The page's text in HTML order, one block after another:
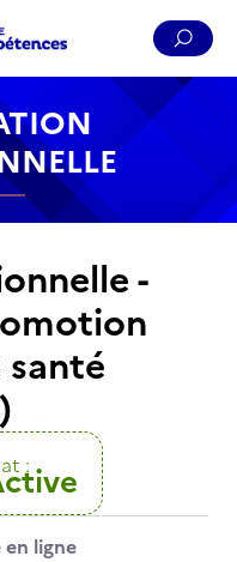
Pied de page
-
:
ligne